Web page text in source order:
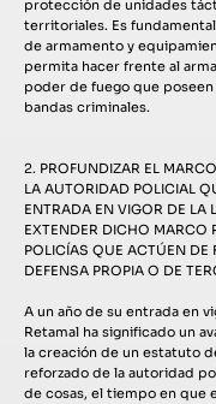
protección de unidades
territoriales. Es
de armamento y
permita hacer frente al
poder de fuego que
bandas criminales.
2. PROFUNDIZAR EL
LA AUTORIDAD POLICIAL
ENTRADA EN VIGOR DE LA
EXTENDER DICHO MARCO
POLICÍAS QUE ACTÚEN DE
DEFENSA PROPIA O DE
A un año de su entrada en
Retamal ha significado un
la creación de un estatuto
reforzado de la autoridad
de cosas, el tiempo en que